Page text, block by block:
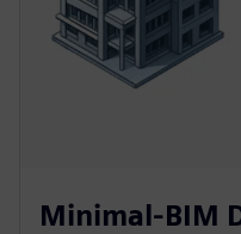
Minimal-BIM